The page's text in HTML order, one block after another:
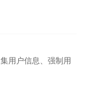
用户信息、强制用